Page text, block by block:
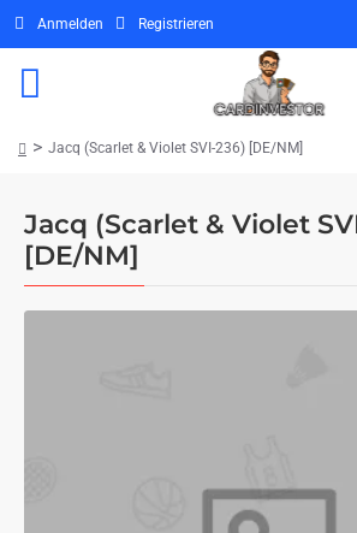
Anmelden Registrieren
Jacq (Scarlet & Violet
[DE/NM]
Jacq (Scarlet & Violet SVI-236) [DE/NM]